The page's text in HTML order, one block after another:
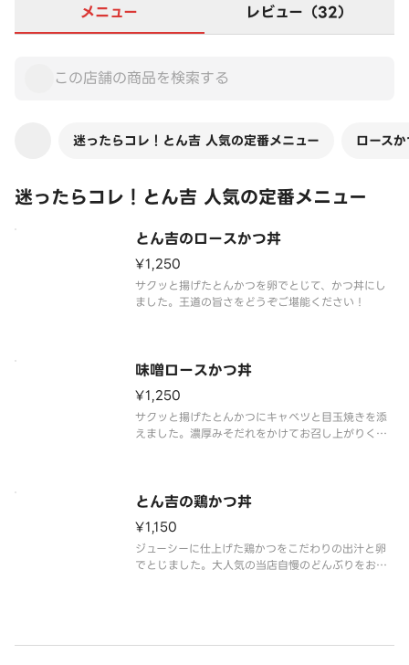
メニュー レビュー（32）
迷ったらコレ！とん吉 人気の定番メニュー ロース
迷ったらコレ！とん吉 人気の定番メニュー
とん吉のロースかつ丼
¥1,250
サクッと揚げたとんかつを卵でとじて、かつ丼にし
ました。王道の旨さをどうぞご堪能ください！
味噌ロースかつ丼
¥1,250
サクッと揚げたとんかつにキャベツと目玉焼きを添
えました。濃厚みそだれをかけてお召し上がりくだ
とん吉の鶏かつ丼
¥1,150
ジューシーに仕上げた鶏かつをこだわりの出汁と卵
でとじました。大人気の当店自慢のどんぶりをお召